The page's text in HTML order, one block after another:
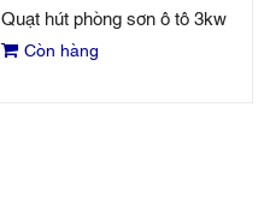
Quạt hút phòng sơn ô tô 3kw
Còn hàng